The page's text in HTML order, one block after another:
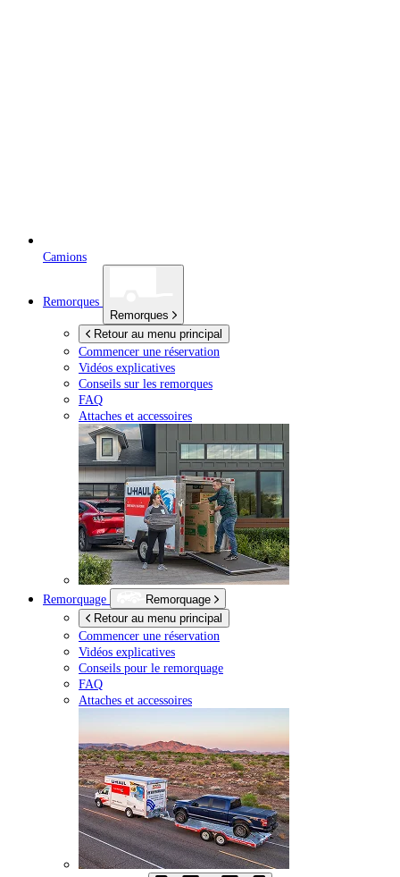
Camions
Remorques
Remorques
Retour au menu principal
Commencer une réservation
Vidéos explicatives
Conseils sur les remorques
FAQ
Attaches et accessoires
Remorquage
Remorquage
Retour au menu principal
Commencer une réservation
Vidéos explicatives
Conseils pour le remorquage
FAQ
Attaches et accessoires